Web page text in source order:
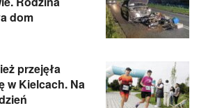
dom
przejęła
w Kielcach. Na